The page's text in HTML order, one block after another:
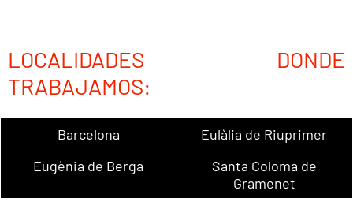
LOCALIDADES DONDE
TRABAJAMOS:
Barcelona
Eulàlia de Riuprimer
Eugènia de Berga
Santa Coloma de
Gramenet